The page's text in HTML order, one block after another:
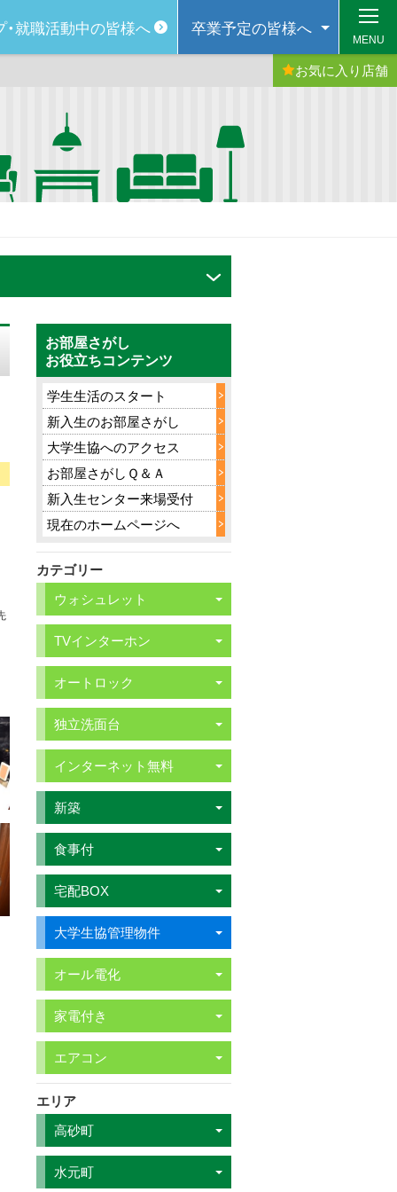
就職活動中の皆様へ 卒業予定の皆様へ
お気に入り 店舗
MENU
お部屋さがし
お役立ちコンテンツ
学生生活のスタート
新入生のお部屋さがし
大学生協へのアクセス
お部屋さがしＱ＆Ａ
新入生センター来場受付
現在のホームページへ
カテゴリー
ウォシュレット
TVインターホン
オートロック
独立洗面台
インターネット無料
新築
食事付
宅配BOX
大学生協管理物件
オール電化
家電付き
エアコン
エリア
高砂町
水元町